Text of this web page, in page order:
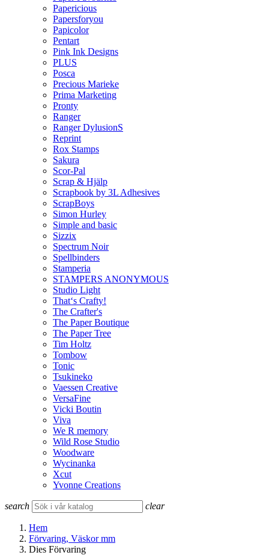
Papericious
Papersforyou
Papicolor
Pentart
Pink Ink Designs
PLUS
Posca
Precious Marieke
Prima Marketing
Pronty
Ranger
Ranger DylusionS
Reprint
Rox Stamps
Sakura
Scor-Pal
Scrap & Hjälp
Scrapbook by 3L Adhesives
ScrapBoys
Simon Hurley
Simple and basic
Sizzix
Spectrum Noir
Spellbinders
Stamperia
STAMPERS ANONYMOUS
Studio Light
That‘s Crafty!
The Crafter's
The Paper Boutique
The Paper Tree
Tim Holtz
Tombow
Tonic
Tsukineko
Vaessen Creative
VersaFine
Vicki Boutin
Viva
We R memory
Wild Rose Studio
Woodware
Wycinanka
Xcut
Yvonne Creations
search clear
Hem
Förvaring, Väskor mm
Dies Förvaring